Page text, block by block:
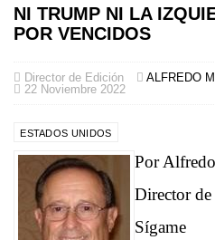
NI TRUMP NI LA
POR VENCIDOS
Director de Edición
ALFREDO
22 Noviembre 2022
ESTADOS UNIDOS
Por
Director